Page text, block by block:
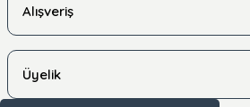
Alışveriş
Üyelik